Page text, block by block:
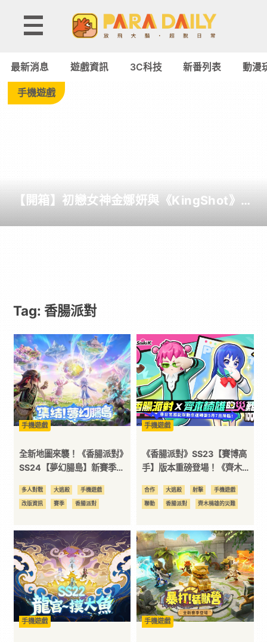
Tag:
腸
-
Paradaily
戲
｜
動
漫
二
次
元
｜
3C
科
最新消息 遊戲資訊 3C科技 新番列表 動漫
手機遊戲
【開箱】初戀女神金娜妍與《KingShot》再
Tag: 香腸派對
手機遊戲
全新地圖來襲！《香腸派對》
SS24【夢幻腸島】新賽季正
多人對戰 大逃殺 手機遊戲
改版資訊 賽季 香腸派對
手機遊戲
《香腸派對》SS23【賽博高
手】版本重磅登場！《齊木楠
甲玩法釋出！
合作 大逃殺 射擊 手機遊戲
聯動 香腸派對 齊木楠雄的災難
手機遊戲 手機遊戲